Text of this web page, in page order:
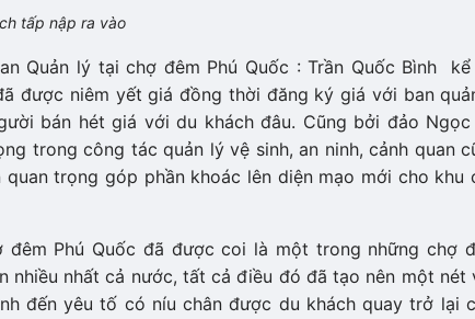
tấp nập ra vào
Quản lý tại chợ đêm Phú Quốc : Trần Quốc Bình kể
được niêm yết giá đồng thời đăng ký giá với ban
bán hét giá với du khách đâu. Cũng bởi đảo
trong công tác quản lý vệ sinh, an ninh, cảnh quan
trọng góp phần khoác lên diện mạo mới cho khu
Phú Quốc đã được coi là một trong những chợ
nhiều nhất cả nước, tất cả điều đó đã tạo nên một nét
đến yêu tố có níu chân được du khách quay trở lại